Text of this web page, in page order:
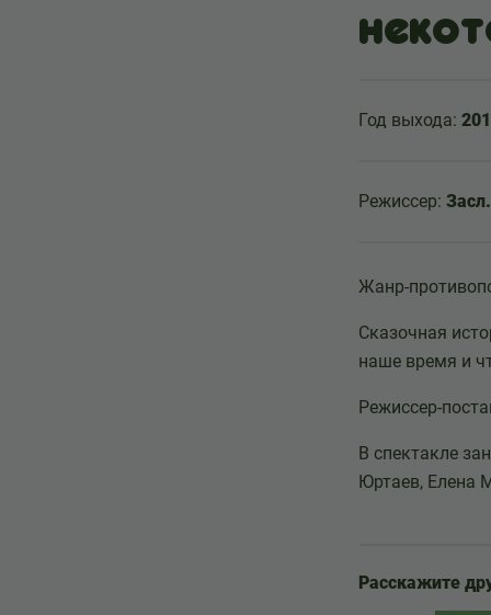
Год выхода:
Режиссер:
Жанр-
Сказочная
наше время и
Режиссер-
В спектакле
Юртаев, Елена
Расскажите